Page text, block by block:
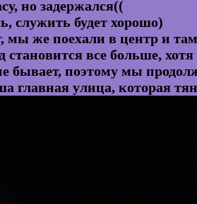
но задержался((
служить будет хорошо)
мы же поехали в центр и
становится все больше,
бывает, поэтому мы
главная улица, которая